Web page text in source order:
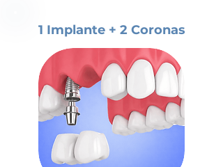
1 Implante + 2 Coronas